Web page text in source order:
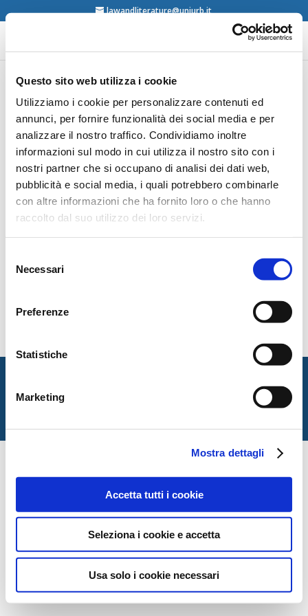
Questo sito web utilizza i cookie
Utilizziamo i cookie per personalizzare contenuti ed
annunci, per fornire funzionalità dei social media e per
analizzare il nostro traffico. Condividiamo inoltre
informazioni sul modo in cui utilizza il nostro sito con i
nostri partner che si occupano di analisi dei dati web,
pubblicità e social media, i quali potrebbero combinarle
con altre informazioni che ha fornito loro o che hanno
raccolto dal suo utilizzo dei loro servizi.
delNecessari
Preferenze
Statistiche
Marketing
Mostra dettagli
Accetta tutti i cookie
Seleziona i cookie e accetta
Usa solo i cookie necessari
lawandliterature@uniurb.it
VI Ciclo seminariale
“Artes y Derecho”
24/02/2023 – 12/05/2023–Málaga.
La Cátedra abierta de Derecho y Literatura e l’Área de
Filosofía del Derecho dell’Università di Málaga(Spain)
sono liete di anunciare la sesta edizione del ciclo
seminariale “Artes y Derecho”. Gli incontri, coordinati
svolgeranno presso l’Aula Magna della Facoltà di
Dipartimento di Giurisprudenza — Università degli Studi